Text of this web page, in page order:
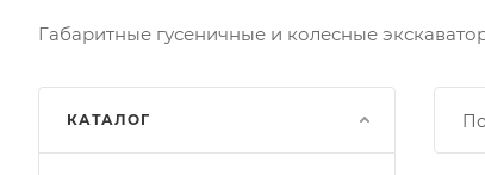
Габаритные гусеничные и колесные
КАТАЛОГ